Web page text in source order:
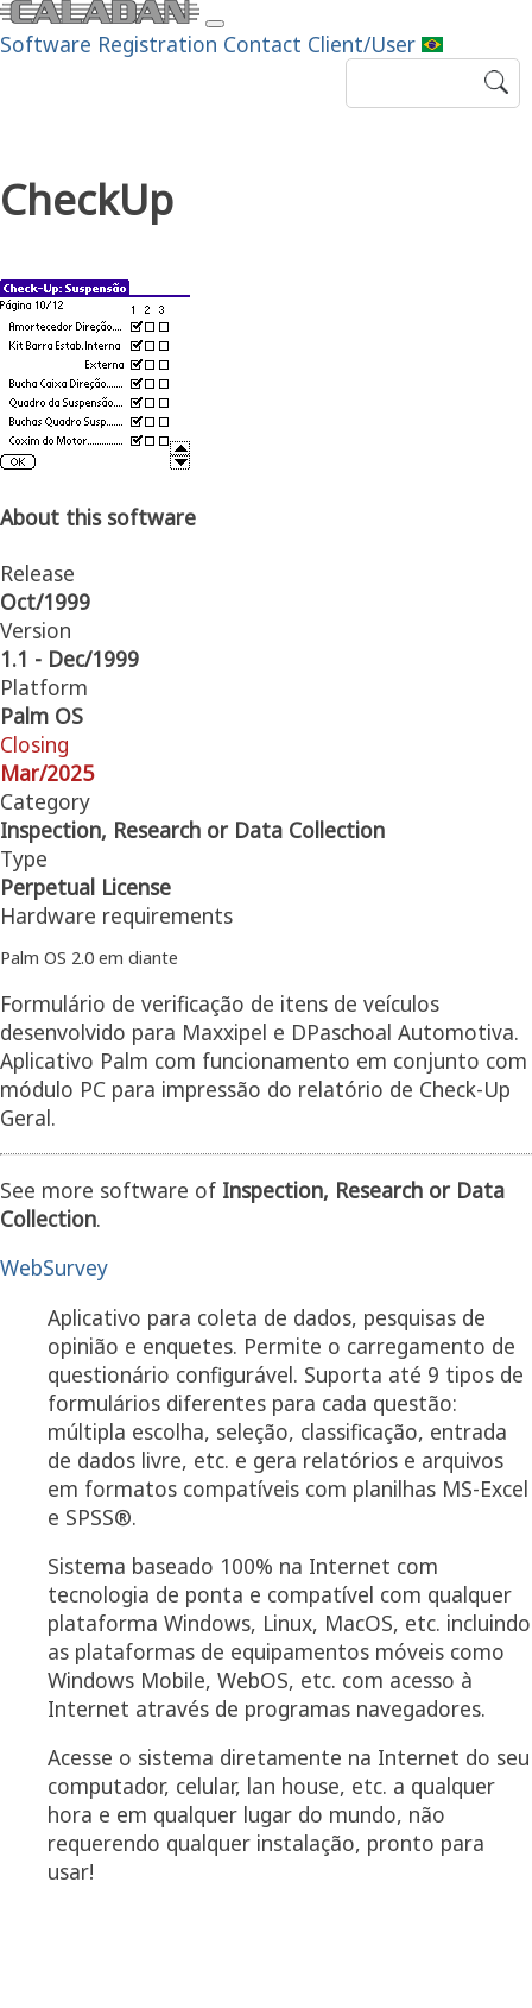
Software Registration Contact Client/User
CheckUp
About this software
Release
Oct/1999
Version
1.1 - Dec/1999
Platform
Palm OS
Closing
Mar/2025
Category
Inspection, Research or Data Collection
Type
Perpetual License
Hardware requirements
Palm OS 2.0 em diante
Formulário de verificação de itens de veículos
desenvolvido para Maxxipel e DPaschoal Automotiva.
Aplicativo Palm com funcionamento em conjunto com
módulo PC para impressão do relatório de Check-Up
Geral.
See more software of Inspection, Research or Data
Collection.
WebSurvey
Aplicativo para coleta de dados, pesquisas de
opinião e enquetes. Permite o carregamento de
questionário configurável. Suporta até 9 tipos de
formulários diferentes para cada questão:
múltipla escolha, seleção, classificação, entrada
de dados livre, etc. e gera relatórios e arquivos
em formatos compatíveis com planilhas MS-Excel
e SPSS®.
Sistema baseado 100% na Internet com
tecnologia de ponta e compatível com qualquer
plataforma Windows, Linux, MacOS, etc. incluindo
as plataformas de equipamentos móveis como
Windows Mobile, WebOS, etc. com acesso à
Internet através de programas navegadores.
Acesse o sistema diretamente na Internet do seu
computador, celular, lan house, etc. a qualquer
hora e em qualquer lugar do mundo, não
requerendo qualquer instalação, pronto para
usar!